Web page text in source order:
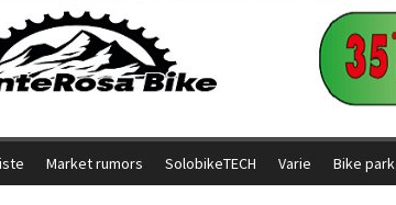
Market rumors SolobikeTECH Varie Bike park